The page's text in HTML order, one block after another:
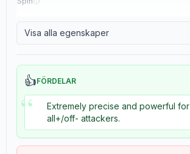
Visa alla egenskaper
👍FÖRDELAR
“
Extremely precise and powerful for
all+/off- attackers.